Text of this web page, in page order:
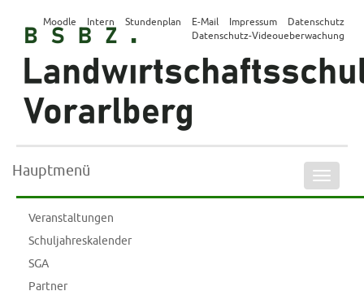
Moodle Intern Stundenplan E-Mail Impressum
Datenschutz
Datenschutz-Videoueberwachung
ein-/
Hauptmenü
Veranstaltungen
Schuljahreskalender
SGA
Partner